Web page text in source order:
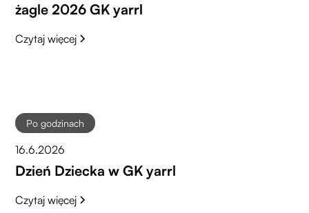
żagle 2026 GK yarrl
Czytaj więcej
Po godzinach
16.6.2026
Dzień Dziecka w GK yarrl
Czytaj więcej